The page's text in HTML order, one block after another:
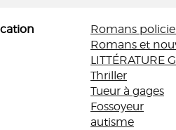
Romans
Romans et
LITTÉRATURE
Thriller
Tueur à gages
Fossoyeur
autisme